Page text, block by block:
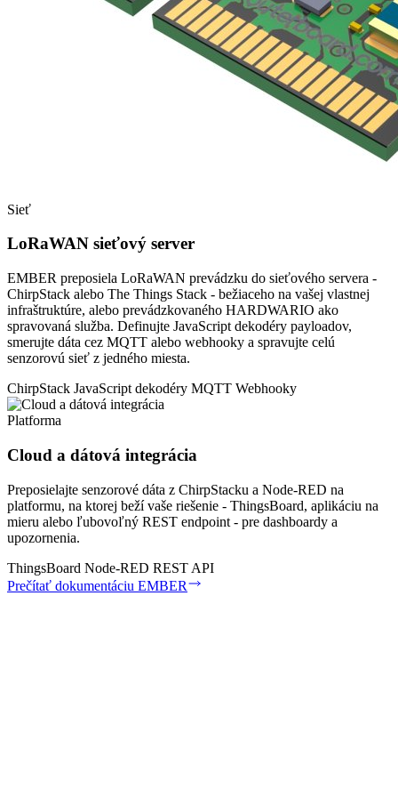
Sieť
LoRaWAN sieťový server
EMBER preposiela LoRaWAN prevádzku do sieťového servera -
ChirpStack alebo The Things Stack - bežiaceho na vašej vlastnej
infraštruktúre, alebo prevádzkovaného HARDWARIO ako
spravovaná služba. Definujte JavaScript dekodéry payloadov,
smerujte dáta cez MQTT alebo webhooky a spravujte celú
senzorovú sieť z jedného miesta.
ChirpStack JavaScript dekodéry MQTT Webhooky
Platforma
Cloud a dátová integrácia
Preposielajte senzorové dáta z ChirpStacku a Node-RED na
platformu, na ktorej beží vaše riešenie - ThingsBoard, aplikáciu na
mieru alebo ľubovoľný REST endpoint - pre dashboardy a
upozornenia.
ThingsBoard Node-RED REST API
Prečítať dokumentáciu EMBER